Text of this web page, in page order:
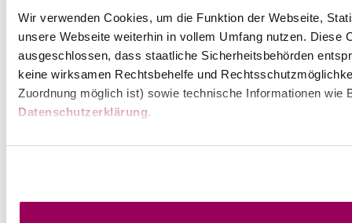
Wir verwenden Cookies, um die Funktion der Webseite,
unsere Webseite weiterhin in vollem Umfang nutzen.
ausgeschlossen, dass staatliche Sicherheitsbehörden
keine wirksamen Rechtsbehelfe und
Zuordnung möglich ist) sowie technische Informationen
Datenschutzerklärung.